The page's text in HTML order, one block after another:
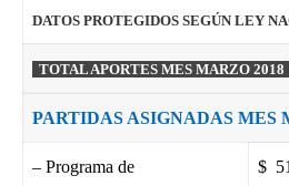
DATOS PROTEGIDOS SEGÚN LEY
TOTAL APORTES MES MARZO 2018
PARTIDAS ASIGNADAS MES
– Programa de
$